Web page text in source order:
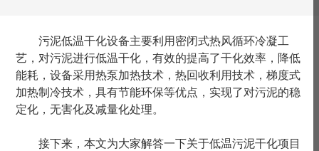
污泥低温干化设备主要利用密闭式热风循环冷凝工
艺，对污泥进行低温干化，有效的提高了干化效率，降低
能耗，设备采用热泵加热技术，热回收利用技术，梯度式
加热制冷技术，具有节能环保等优点，实现了对污泥的稳
定化，无害化及减量化处理。
接下来，本文为大家解答一下关于低温污泥干化项目